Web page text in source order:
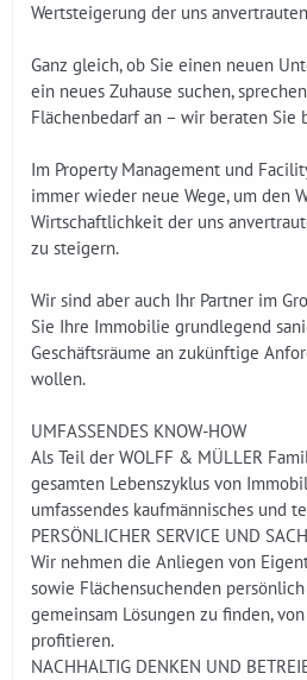
Wertsteigerung der uns
Ganz gleich, ob Sie einen neuen
ein neues Zuhause suchen,
Flächenbedarf an – wir beraten Sie
Im Property Management und
immer wieder neue Wege, um den
Wirtschaftlichkeit der uns
zu steigern.
Wir sind aber auch Ihr Partner im
Sie Ihre Immobilie grundlegend
Geschäftsräume an zukünftige
wollen.
UMFASSENDES KNOW-HOW
Als Teil der WOLFF & MÜLLER
gesamten Lebenszyklus von
umfassendes kaufmännisches und
PERSÖNLICHER SERVICE UND
Wir nehmen die Anliegen von
sowie Flächensuchenden
gemeinsam Lösungen zu finden,
profitieren.
NACHHALTIG DENKEN UND